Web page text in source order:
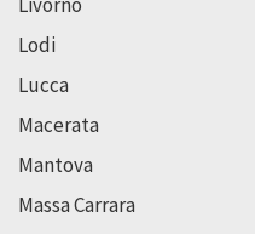
Lodi
Lucca
Macerata
Mantova
Massa Carrara